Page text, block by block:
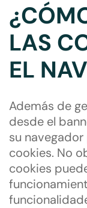
LAS
EL
Además de
desde el
su
cookies. No
cookies